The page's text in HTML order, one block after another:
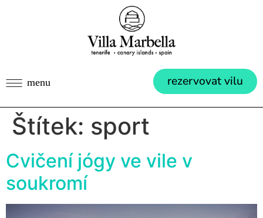
rezervovat vilu
Štítek: sport
Cvičení jógy ve vile v
soukromí